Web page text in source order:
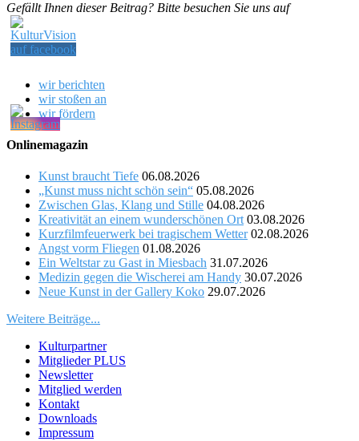
Gefällt Ihnen dieser Beitrag? Bitte besuchen Sie uns auf
wir berichten
wir stoßen an
wir fördern
Onlinemagazin
Kunst braucht Tiefe 06.08.2026
„Kunst muss nicht schön sein“ 05.08.2026
Zwischen Glas, Klang und Stille 04.08.2026
Kreativität an einem wunderschönen Ort 03.08.2026
Kurzfilmfeuerwerk bei tragischem Wetter 02.08.2026
Angst vorm Fliegen 01.08.2026
Ein Weltstar zu Gast in Miesbach 31.07.2026
Medizin gegen die Wischerei am Handy 30.07.2026
Neue Kunst in der Gallery Koko 29.07.2026
Weitere Beiträge...
Kulturpartner
Mitglieder PLUS
Newsletter
Mitglied werden
Kontakt
Downloads
Impressum